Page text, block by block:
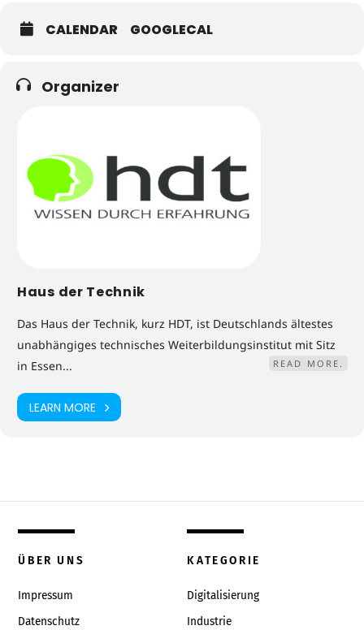
CALENDAR GOOGLECAL
Organizer
Haus der Technik
Das Haus der Technik, kurz HDT, ist Deutschlands ältestes
unabhängiges technisches Weiterbildungsinstitut mit Sitz
in Essen...
READ MORE.
LEARN MORE
ÜBER UNS
Impressum
Datenschutz
KATEGORIE
Digitalisierung
Industrie